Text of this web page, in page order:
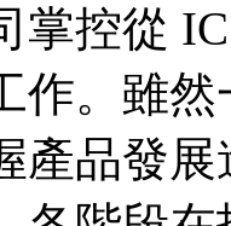
掌控從
作。雖
產品發